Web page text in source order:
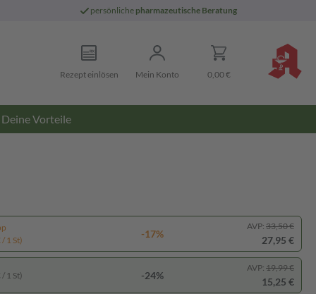
persönliche pharmazeutische Beratung
Rezept einlösen Mein Konto 0,00 €
Deine Vorteile
1 St)
-17%
AVP: 33,50 €
27,95 €
1 St) -24%
AVP: 19,99 €
15,25 €